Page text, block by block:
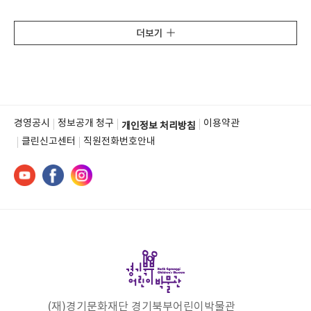
더보기
경영공시 정보공개 청구 개인정보 처리방침
이용약관
클린신고센터
직원전화번호안내
(재)경기문화재단 경기북부어린이박물관